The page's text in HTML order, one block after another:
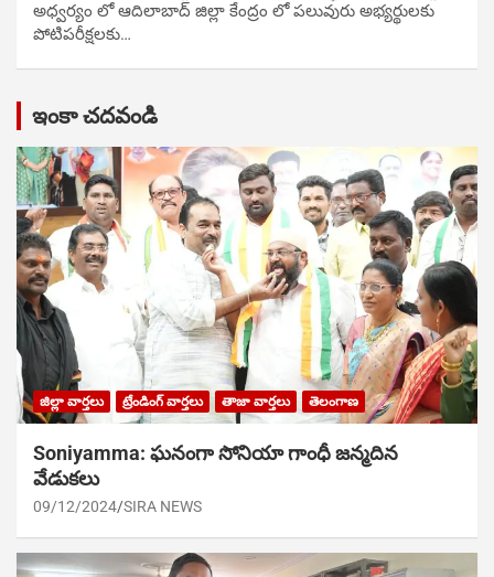
అధ్వర్యం లో ఆదిలాబాద్ జిల్లా కేంద్రం లో పలువురు అభ్యర్థులకు
పోటిప‌రీక్ష‌ల‌కు…
ఇంకా చదవండి
జిల్లా వార్తలు ట్రేండింగ్ వార్తలు తాజా వార్తలు తెలంగాణ
Soniyamma: ఘ‌నంగా సోనియా గాంధీ జ‌న్మ‌దిన
వేడుక‌లు
09/12/2024 SIRA NEWS